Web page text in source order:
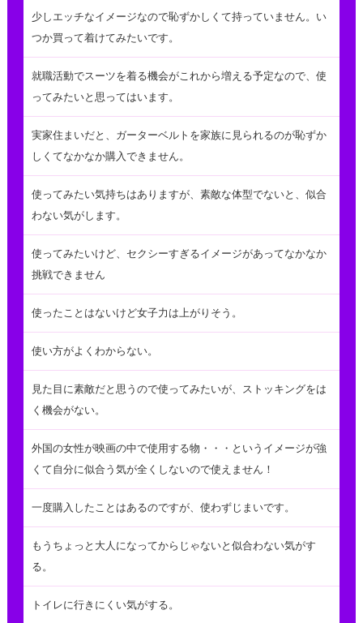
少しエッチなイメージなので恥ずかしくて持っていません。い
つか買って着けてみたいです。
就職活動でスーツを着る機会がこれから増える予定なので、使
ってみたいと思ってはいます。
実家住まいだと、ガーターベルトを家族に見られるのが恥ずか
しくてなかなか購入できません。
使ってみたい気持ちはありますが、素敵な体型でないと、似合
わない気がします。
使ってみたいけど、セクシーすぎるイメージがあってなかなか
挑戦できません
使ったことはないけど女子力は上がりそう。
使い方がよくわからない。
見た目に素敵だと思うので使ってみたいが、ストッキングをは
く機会がない。
外国の女性が映画の中で使用する物・・・というイメージが強
くて自分に似合う気が全くしないので使えません！
一度購入したことはあるのですが、使わずじまいです。
もうちょっと大人になってからじゃないと似合わない気がす
る。
トイレに行きにくい気がする。